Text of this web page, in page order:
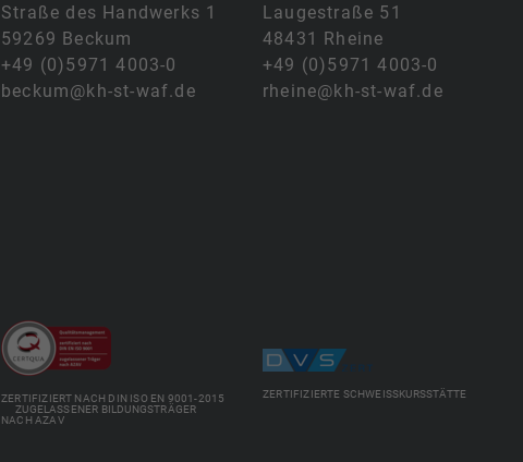
Straße des Handwerks 1
59269 Beckum
+49 (0)5971 4003-0
beckum@kh-st-waf.de
Laugestraße 51
48431 Rheine
+49 (0)5971 4003-0
rheine@kh-st-waf.de
ZERTIFIZIERT NACH DIN ISO EN 9001-2015
ZUGELASSENER BILDUNGSTRÄGER
NACH AZAV
ZERTIFIZIERTE SCHWEISSKURSSTÄTTE